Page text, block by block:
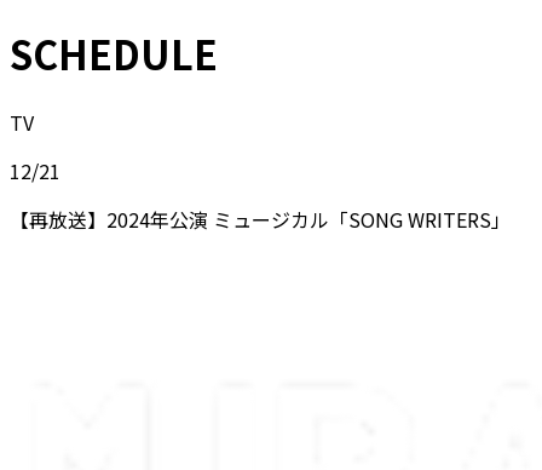
SCHEDULE
TV
12/21
【再放送】2024年公演 ミュージカル「SONG WRITERS」